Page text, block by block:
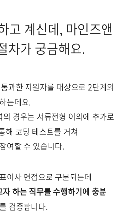
고 계신데, 마인즈앤
차가 궁금해요.
과한 지원자를 대상으로 2단계의
는데요.
경우는 서류전형 이외에 추가로
해 코딩 테스트를 거쳐
여할 수 있습니다.
이사 면접으로 구분되는데
자 하는 직무를 수행하기에 충분
를 검증합니다.